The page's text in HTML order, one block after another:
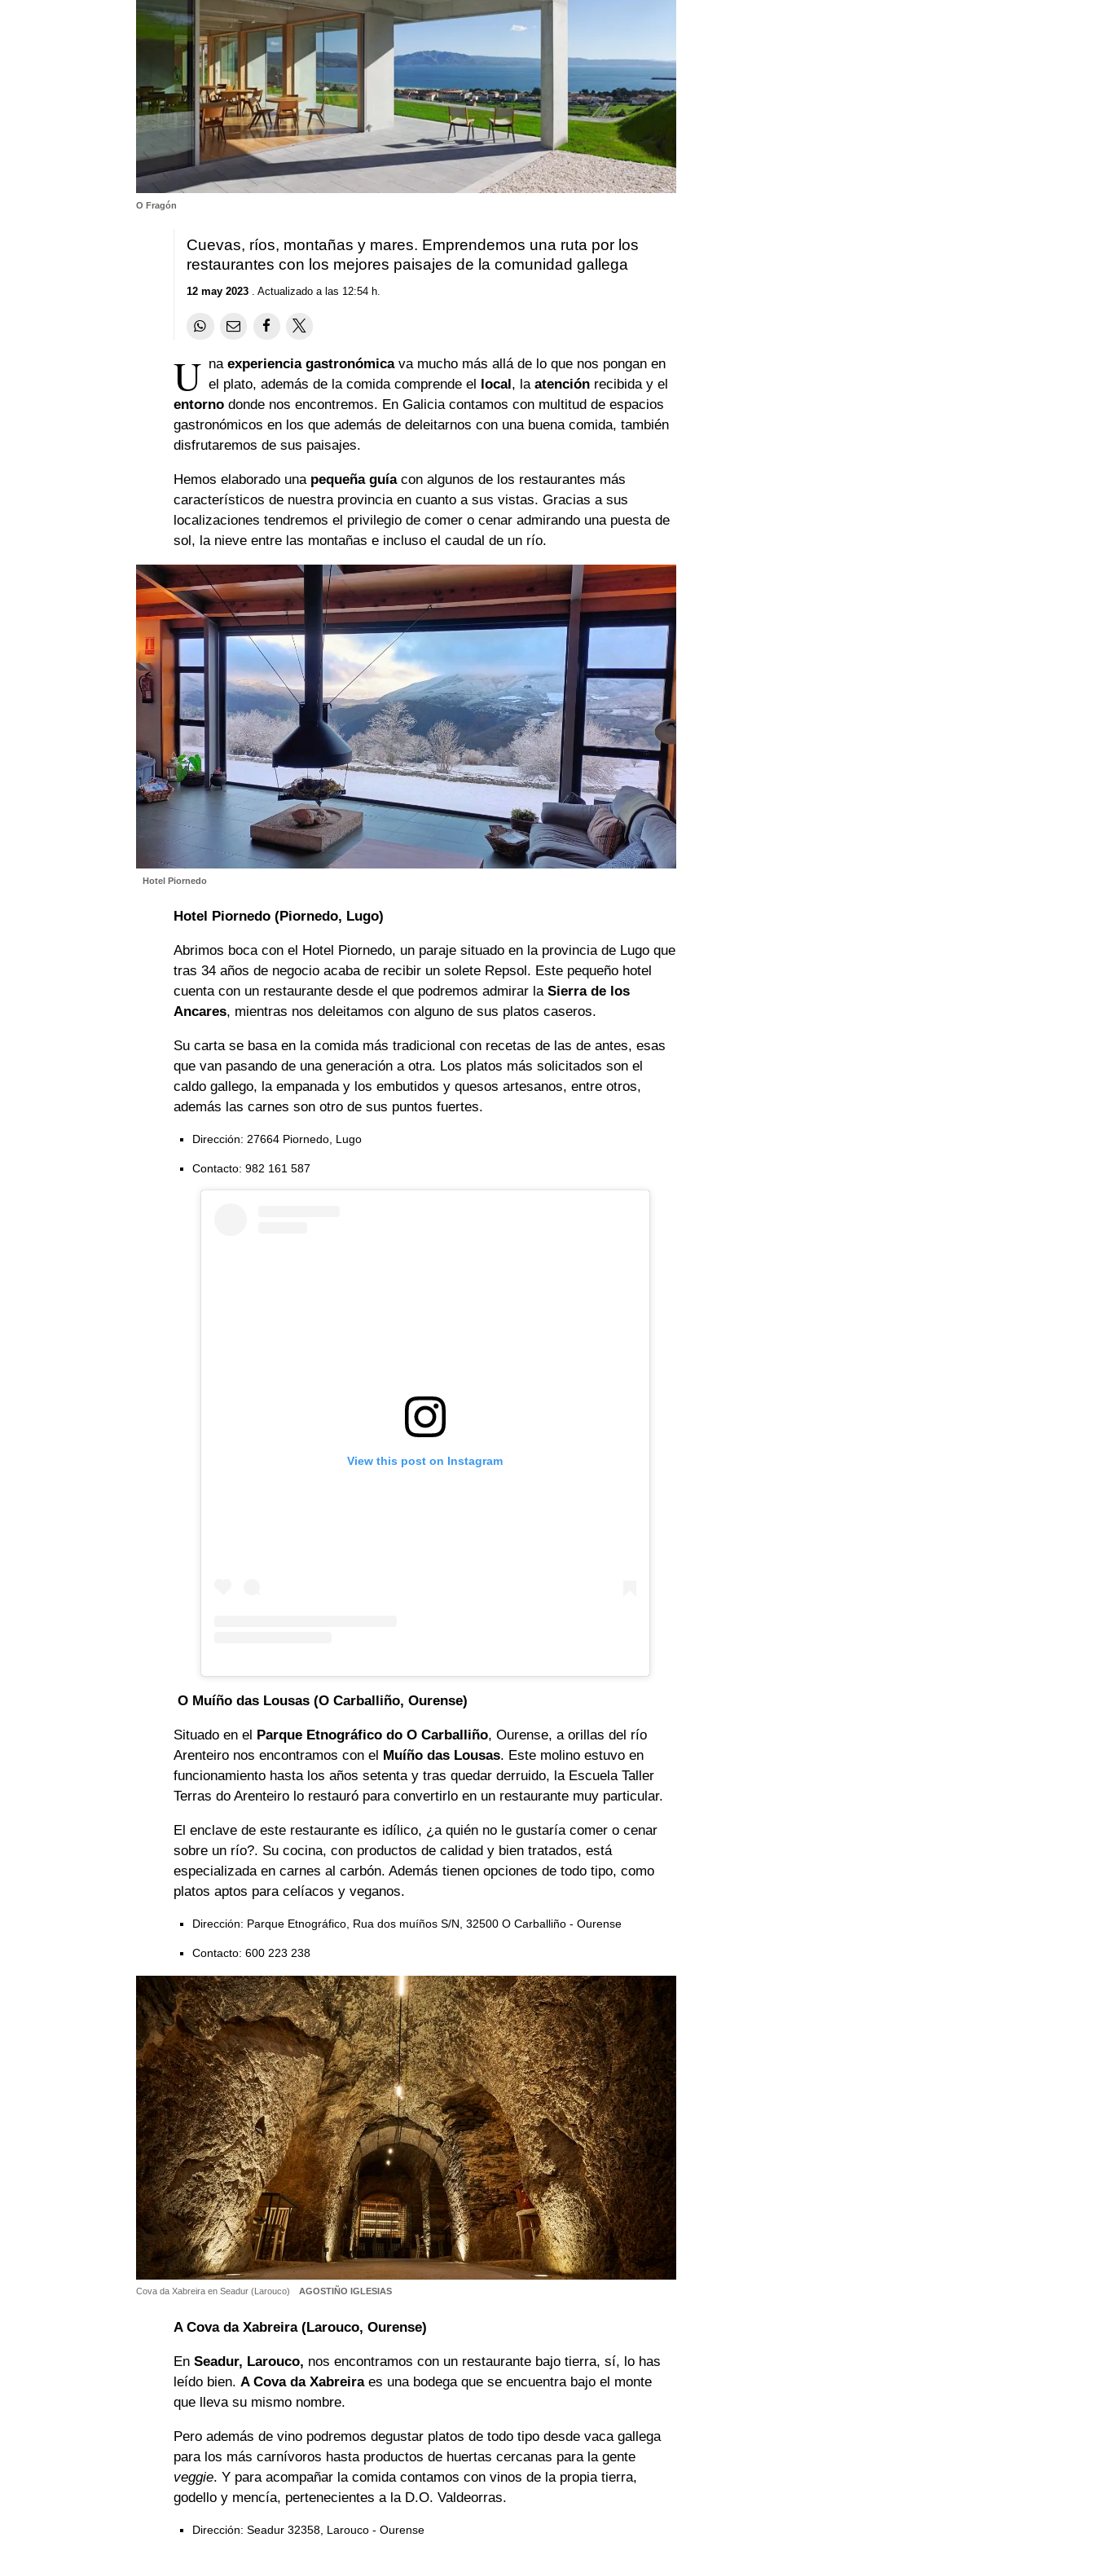
O Fragón
Cuevas, ríos, montañas y mares. Emprendemos una ruta por los
restaurantes con los mejores paisajes de la comunidad gallega
12 may 2023 . Actualizado a las 12:54 h.
U naexperiencia gastronómicava mucho más allá de lo que nos pongan en
el plato, además de la comida comprende el
local , laatención recibida y el
entorno donde nos encontremos. En Galicia contamos con multitud de espacios
gastronómicos en los que además de deleitarnos con una buena comida, también
disfrutaremos de sus paisajes.
Hemos elaborado una pequeña guíacon algunos de los restaurantes más
característicos de nuestra provincia en cuanto a sus vistas. Gracias a sus
localizaciones tendremos el privilegio de comer o cenar admirando una puesta de
sol, la nieve entre las montañas e incluso el caudal de un río.
Hotel Piornedo
Hotel Piornedo (Piornedo, Lugo)
Abrimos boca con el Hotel Piornedo, un paraje situado en la provincia de Lugo que
tras 34 años de negocio acaba de recibir un solete Repsol. Este pequeño hotel
cuenta con un restaurante desde el que podremos admirar laSierra de los
Ancares, mientras nos deleitamos con alguno de sus platos caseros.
Su carta se basa en la comida más tradicional con recetas de las de antes, esas
que van pasando de una generación a otra. Los platos más solicitados son el
caldo gallego, la empanada y los embutidos y quesos artesanos, entre otros,
además las carnes son otro de sus puntos fuertes.
Dirección: 27664 Piornedo, Lugo
Contacto: 982 161 587
View this post on Instagram
O Muíño das Lousas (O Carballiño, Ourense)
Situado en el Parque Etnográfico do O Carballiño, Ourense, a orillas del río
Arenteiro nos encontramos con el Muíño das Lousas. Este molino estuvo en
funcionamiento hasta los años setenta y tras quedar derruido, la Escuela Taller
Terras do Arenteiro lo restauró para convertirlo en un restaurante muy particular.
El enclave de este restaurante es idílico, ¿a quién no le gustaría comer o cenar
sobre un río?. Su cocina, con productos de calidad y bien tratados, está
especializada en carnes al carbón. Además tienen opciones de todo tipo, como
platos aptos para celíacos y veganos.
Dirección: Parque Etnográfico, Rua dos muíños S/N, 32500 O Carballiño - Ourense
Contacto: 600 223 238
Cova da Xabreira en Seadur (Larouco) AGOSTIÑO IGLESIAS
A Cova da Xabreira (Larouco, Ourense)
En Seadur, Larouco, nos encontramos con un restaurante bajo tierra, sí, lo has
leído bien. A Cova da Xabreiraes una bodega que se encuentra bajo el monte
que lleva su mismo nombre.
Pero además de vino podremos degustar platos de todo tipo desde vaca gallega
para los más carnívoros hasta productos de huertas cercanas para la gente
veggie. Y para acompañar la comida contamos con vinos de la propia tierra,
godello y mencía, pertenecientes a la D.O. Valdeorras.
Dirección: Seadur 32358, Larouco - Ourense